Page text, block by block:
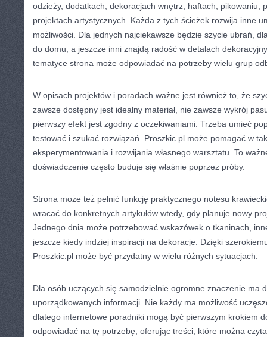
odzieży, dodatkach, dekoracjach wnętrz, haftach, pikowaniu,
projektach artystycznych. Każda z tych ścieżek rozwija inne
możliwości. Dla jednych najciekawsze będzie szycie ubrań,
do domu, a jeszcze inni znajdą radość w detalach
tematyce strona może odpowiadać na potrzeby wielu grup
W opisach projektów i poradach ważne jest również to, że
zawsze dostępny jest idealny materiał, nie zawsze wykrój
pierwszy efekt jest zgodny z oczekiwaniami. Trzeba umieć
testować i szukać rozwiązań. Proszkic.pl może pomagać w
eksperymentowania i rozwijania własnego warsztatu. To
doświadczenie często buduje się właśnie poprzez próby.
Strona może też pełnić funkcję praktycznego notesu
wracać do konkretnych artykułów wtedy, gdy planuje nowy
Jednego dnia może potrzebować wskazówek o tkaninach,
jeszcze kiedy indziej inspiracji na dekoracje. Dzięki
Proszkic.pl może być przydatny w wielu różnych sytuacjach.
Dla osób uczących się samodzielnie ogromne znaczenie ma
uporządkowanych informacji. Nie każdy ma możliwość
dlatego internetowe poradniki mogą być pierwszym krokiem
odpowiadać na tę potrzebę, oferując treści, które można